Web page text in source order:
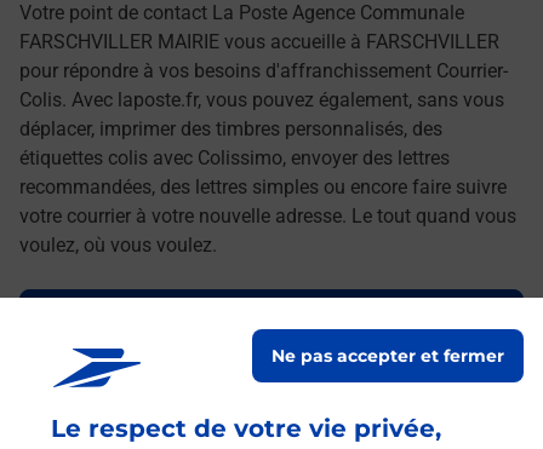
Le respect de votre vie privée,
Ne pas accepter et fermer
Votre point de contact La Poste Agence Communale
FARSCHVILLER MAIRIE vous accueille à FARSCHVILLER
pour répondre à vos besoins d'affranchissement Courrier-
Colis. Avec laposte.fr, vous pouvez également, sans vous
déplacer, imprimer des timbres personnalisés, des
étiquettes colis avec Colissimo, envoyer des lettres
recommandées, des lettres simples ou encore faire suivre
votre courrier à votre nouvelle adresse. Le tout quand vous
voulez, où vous voulez.
La Poste